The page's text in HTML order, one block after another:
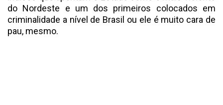
do Nordeste e um dos primeiros colocados em
criminalidade a nível de Brasil ou ele é muito cara de
pau, mesmo.